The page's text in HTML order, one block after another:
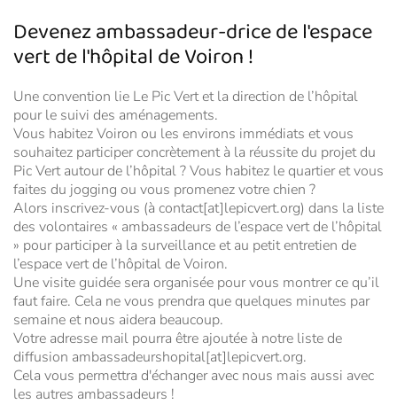
Devenez ambassadeur-drice de l'espace
vert de l'hôpital de Voiron !
Une convention lie Le Pic Vert et la direction de l’hôpital
pour le suivi des aménagements.
Vous habitez Voiron ou les environs immédiats et vous
souhaitez participer concrètement à la réussite du projet du
Pic Vert autour de l’hôpital ? Vous habitez le quartier et vous
faites du jogging ou vous promenez votre chien ?
Alors inscrivez-vous (à contact[at]lepicvert.org) dans la liste
des volontaires « ambassadeurs de l’espace vert de l’hôpital
» pour participer à la surveillance et au petit entretien de
l’espace vert de l’hôpital de Voiron.
Une visite guidée sera organisée pour vous montrer ce qu’il
faut faire. Cela ne vous prendra que quelques minutes par
semaine et nous aidera beaucoup.
Votre adresse mail pourra être ajoutée à notre liste de
diffusion ambassadeurshopital[at]lepicvert.org.
Cela vous permettra d'échanger avec nous mais aussi avec
les autres ambassadeurs !